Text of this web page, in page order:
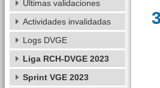
Ultimas validaciones
Actividades invalidadas
Logs DVGE
Liga RCH-DVGE 2023
Sprint VGE 2023